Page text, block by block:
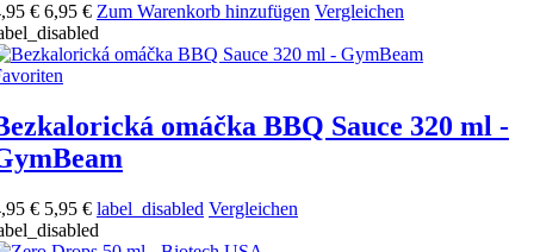
€ 6,95 € Zum Warenkorb hinzufügen Vergleichen
omáčka BBQ Sauce 320 ml -
€ 5,95 € label_disabled Vergleichen